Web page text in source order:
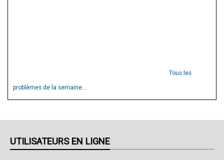
Tous les
problèmes de la semaine...
UTILISATEURS EN LIGNE